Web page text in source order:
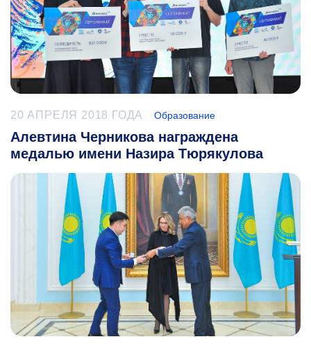
20 АПРЕЛЯ 2018 ГОДА Образование
Алевтина Черникова награждена
медалью имени Назира Тюрякулова